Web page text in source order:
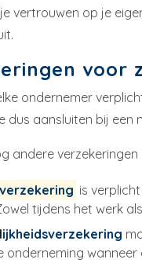
vertrouwen op je
voor
ondernemer
dus aansluiten bij
andere
is
tijdens het werk
onderneming